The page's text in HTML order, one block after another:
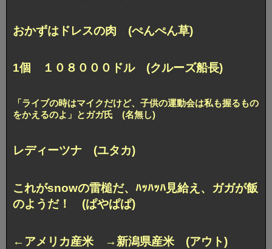
おかずはドレスの肉 (ぺんぺん草)
1個 １０８０００ドル (クルーズ船長)
「ライブの時はマイクだけど、子供の運動会は私も握るもの
をかえるのよ」 とガガ氏 (名無し)
レディーツナ (ユタカ)
これがsnowの雷槌だ、ﾊｯﾊｯﾊ見給え、ガガが飯
のようだ！ (ぱやぱぱ)
←アメリカ産米 →新潟県産米 (アウト)